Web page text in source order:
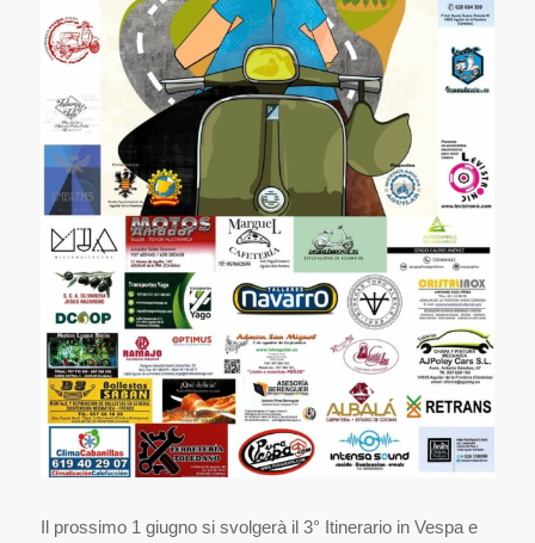
Il prossimo 1 giugno si svolgerà il 3° Itinerario in Vespa e